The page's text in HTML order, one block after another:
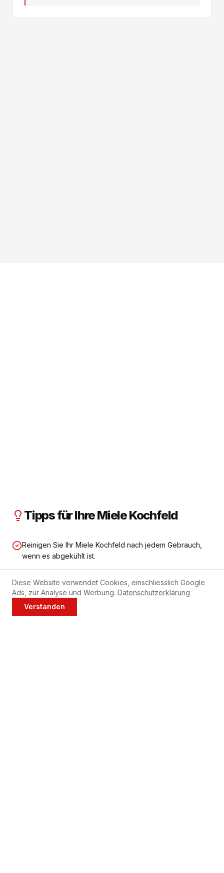
Tipps für Ihre Miele Kochfeld
Reinigen Sie Ihr Miele Kochfeld nach jedem Gebrauch,
wenn es abgekühlt ist.
Verwenden Sie keine scheuernden Reinigungsmittel auf
Glaskeramik.
Jetzt anrufen
Diese Website verwendet Cookies, einschliesslich Google
Ads, zur Analyse und Werbung. Datenschutzerklärung
Verstanden